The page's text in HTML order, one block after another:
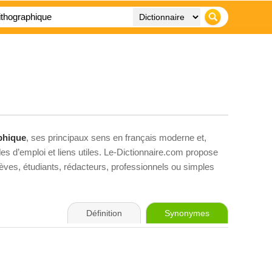
, ses principaux sens en français moderne et,
d’emploi et liens utiles. Le-Dictionnaire.com propose
étudiants, rédacteurs, professionnels ou simples
Définition Synonymes